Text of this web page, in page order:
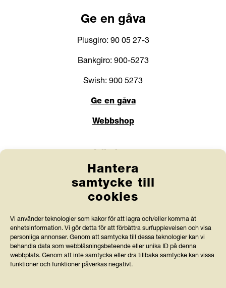
Hantera
samtycke till
cookies
Vi använder teknologier som kakor för att lagra och/eller komma åt
enhetsinformation. Vi gör detta för att förbättra surfupplevelsen och visa
personliga annonser. Genom att samtycka till dessa teknologier kan vi
behandla data som webbläsningsbeteende eller unika ID på denna
webbplats. Genom att inte samtycka eller dra tillbaka samtycke kan vissa
funktioner och funktioner påverkas negativt.
Ge en gåva
Plusgiro: 90 05 27-3
Bankgiro: 900-5273
Swish: 900 5273
Ge en gåva
Webbshop
Jobba hos oss
Prenumerera på nyhetsbrev
Press och rapporter
Styrdokument och köpvillkor